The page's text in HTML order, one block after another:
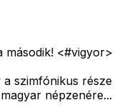
második! <#vigyor>
szimfónikus része
népzenére...